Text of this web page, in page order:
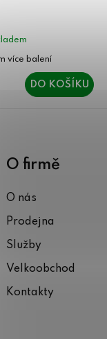
DO KOŠÍKU
O firmě
O nás
Prodejna
Služby
Velkoobchod
Kontakty